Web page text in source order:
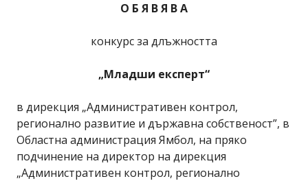
О Б Я В Я В А
конкурс за длъжността
„Младши експерт“
в дирекция „Административен контрол,
регионално развитие и държавна собственост”, в
Областна администрация Ямбол, на пряко
подчинение на директор на дирекция
„Административен контрол, регионално